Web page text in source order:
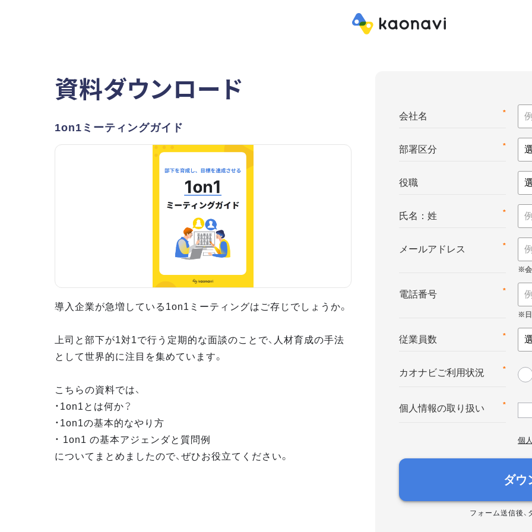
資料ダウンロード
1on1ミーティングガイド
導入企業が急増している1on1ミーティングはご存じでしょうか。
上司と部下が1対1で行う定期的な面談のことで、人材育成の手法
として世界的に注目を集めています。
こちらの資料では、
・1on1とは何か？
・1on1の基本的なやり方
・ 1on1 の基本アジェンダと質問例
についてまとめましたので、ぜひお役立てください。
*
会社名
*
部署区分
役職
*
氏名：姓
*
メールアドレス
*
電話番号
*
従業員数
*
カオナビご利用状況
*
個人情報の取り扱い
個
ダウ
フォーム送信後